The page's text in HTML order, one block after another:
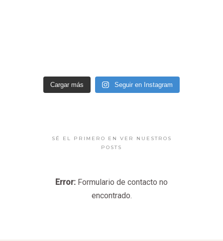
Cargar más Seguir en Instagram
SÉ EL PRIMERO EN VER NUESTROS
POSTS
Error: Formulario de contacto no
encontrado.